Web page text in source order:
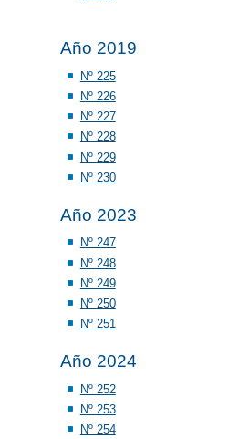
Año 2019
Nº 225
Nº 226
Nº 227
Nº 228
Nº 229
Nº 230
Año 2023
Nº 247
Nº 248
Nº 249
Nº 250
Nº 251
Año 2024
Nº 252
Nº 253
Nº 254